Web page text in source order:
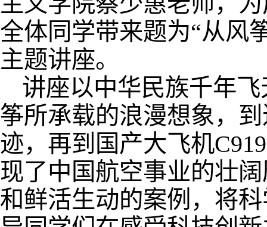
全体同学带来题为“从风
主题讲座。
讲座以中华民族千年
筝所承载的浪漫想象，
迹，再到国产大飞机
现了中国航空事业的壮
和鲜活生动的案例，将